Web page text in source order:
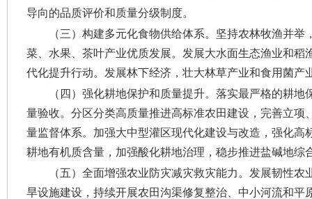
导向的品质评价和质量分级制度。
（三）构建多元化食物供给体系。 坚持农林牧渔并举
菜、水果、茶叶产业优质发展。发展大水面生态渔业和
代化提升行动。发展林下经济，壮大林草产业和食用菌产
（四）强化耕地保护和质量提升。 落实最严格的耕地
量验收。分区分类高质量推进高标准农田建设，完善立
量监督体系。加强大中型灌区现代化建设与改造，强化
耕地有机质含量，加强酸化耕地治理，稳步推进盐碱地综
（五）全面增强农业防灾减灾救灾能力。 发展韧性农
旱设施建设，持续开展农田沟渠修复整治、中小河流和